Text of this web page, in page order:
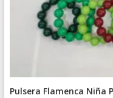
Pulsera Flamenca Niña